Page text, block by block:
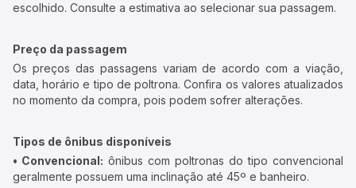
escolhido. Consulte a estimativa ao selecionar sua passagem.
Preço da passagem
Os preços das passagens variam de acordo com a viação,
data, horário e tipo de poltrona. Confira os valores atualizados
no momento da compra, pois podem sofrer alterações.
Tipos de ônibus disponíveis
• Convencional: ônibus com poltronas do tipo convencional
geralmente possuem uma inclinação até 45º e banheiro.